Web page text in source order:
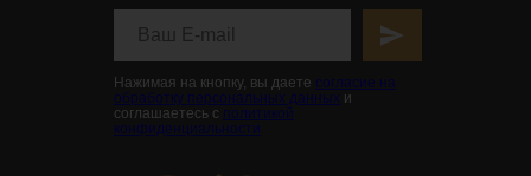
Нажимая на кнопку, вы даете согласие на
обработку персональных данных и
соглашаетесь с политикой
конфиденциальности